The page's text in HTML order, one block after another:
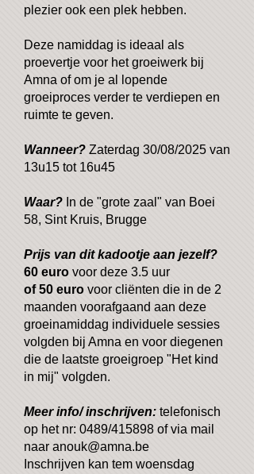
plezier ook een plek hebben.
Deze namiddag is ideaal als
proevertje voor het groeiwerk bij
Amna of om je al lopende
groeiproces verder te verdiepen en
ruimte te geven.
Wanneer? Zaterdag 30/08/2025 van
13u15 tot 16u45
Waar? In de "grote zaal" van Boei
58, Sint Kruis, Brugge
Prijs van dit kadootje aan jezelf?
60 euro voor deze 3.5 uur
of 50 euro voor cliënten die in de 2
maanden voorafgaand aan deze
groeinamiddag individuele sessies
volgden bij Amna en voor diegenen
die de laatste groeigroep "Het kind
in mij" volgden.
Meer info/ inschrijven: telefonisch
op het nr: 0489/415898 of via mail
naar anouk@amna.be
Inschrijven kan tem woensdag